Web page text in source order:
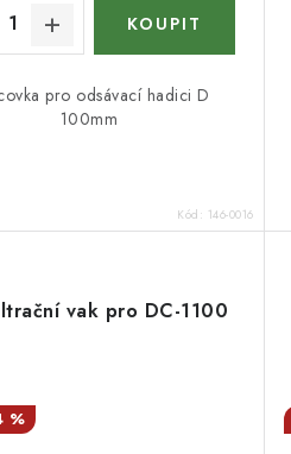
pro odsávací hadici D
100mm
Kód: 146-0016
vak pro DC-1100
%